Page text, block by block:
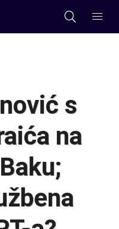
s
na